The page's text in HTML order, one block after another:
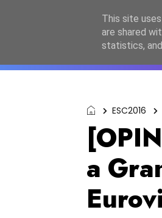
ESC2016
a
This site
are shared
statistics,